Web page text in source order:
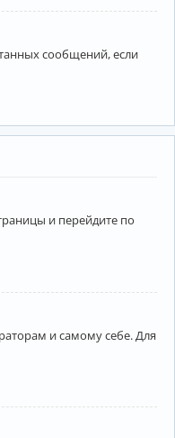
сообщений, если
и перейдите по
и самому себе. Для